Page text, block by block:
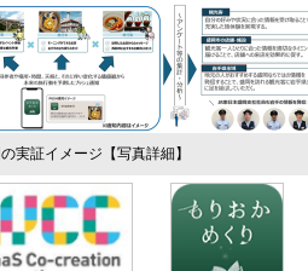
実証イメージ 【写真詳細】